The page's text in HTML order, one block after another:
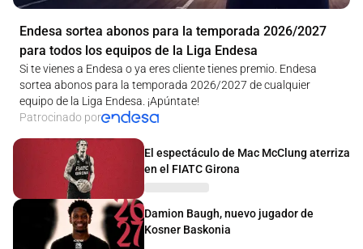
Endesa sortea abonos para la temporada 2026/2027
para todos los equipos de la Liga Endesa
Si te vienes a Endesa o ya eres cliente tienes premio. Endesa
sortea abonos para la temporada 2026/2027 de cualquier
equipo de la Liga Endesa. ¡Apúntate!
Patrocinado por
El espectáculo de Mac McClung aterriza
en el FIATC Girona
Damion Baugh, nuevo jugador de
Kosner Baskonia